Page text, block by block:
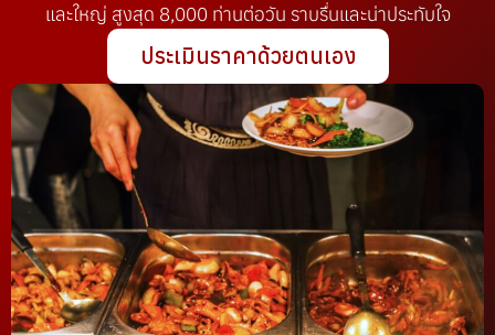
และใหญ่ สูงสุด 8,000 ท่านต่อวัน ราบรื่นและน่าประทับใจ
ประเมินราคาด้วยตนเอง